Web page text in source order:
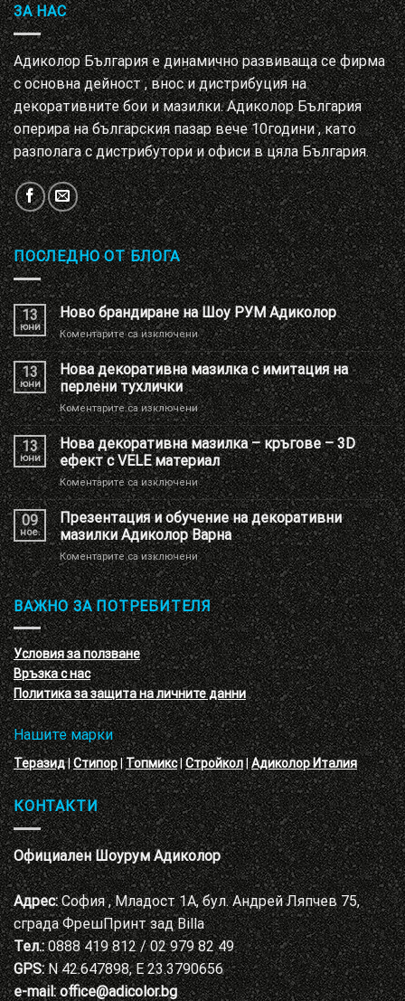
ЗА НАС
Адиколор България е динамично развиваща се фирма
с основна дейност , внос и дистрибуция на
декоративните бои и мазилки. Адиколор България
оперира на българския пазар вече 10години , като
разполага с дистрибутори и офиси в цяла България.
ПОСЛЕДНО ОТ БЛОГА
13
юни
Ново брандиране на Шоу РУМ Адиколор
Коментарите са изключениза
Ново
брандиране
на
Шоу
РУМ
Адиколор
13
юни
Нова декоративна мазилка с имитация на
перлени тухлички
Коментарите са изключениза
Нова
декоративна
мазилка
с
имитация
на
перлени
тухлички
13
юни
Нова декоративна мазилка – кръгове – 3D
ефект с VELE материал
Коментарите са изключениза
Нова
декоративна
мазилка
–
кръгове
–
3D
ефект
с
VELE
материал
09
ное.
Презентация и обучение на декоративни
мазилки Адиколор Варна
Коментарите са изключениза
Презентация
и
обучение
на
декоративни
мазилки
Адиколор
Варна
ВАЖНО ЗА ПОТРЕБИТЕЛЯ
Условия за ползване
Връзка с нас
Политика за защита на личните данни
Нашите марки
Теразид|Стипор|Топмикс|Стройкол|Адиколор Италия
КОНТАКТИ
Официален Шоурум Адиколор
Адрес:София , Младост 1А, бул. Андрей Ляпчев 75,
сграда ФрешПринт зад Billa
Тел.:0888 419 812 / 02 979 82 49
GPS:N 42.647898, E 23.3790656
e-mail: office@adicolor.bg